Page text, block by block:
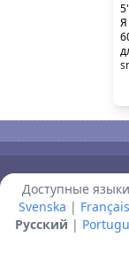
Я
Доступные
Svenska | Français
Русский |